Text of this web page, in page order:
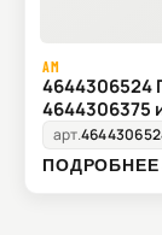
AM
4644306524
4644306375
арт.
ПОДРОБНЕЕ